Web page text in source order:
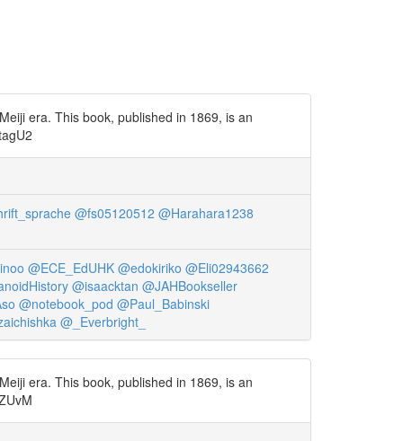
era. This book, published in 1869, is an
@fs05120512 @Harahara1238
@ECE_EdUHK @edokiriko @Eli02943662
@isaacktan @JAHBookseller
@notebook_pod @Paul_Babinski
@_Everbright_
era. This book, published in 1869, is an